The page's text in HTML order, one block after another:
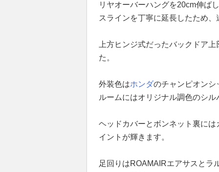
リヤオーバーハングを20cm伸ば
スラインを丁寧に延長したため
上方ヒンジ式だったバックドア
た。
外装色はホンダのチャンピオンシ
ルームにはオリジナル調色のシル
ヘッドカバーとボンネット裏に
イントが輝きます。
足回りはROAMAIRエアサスとラ